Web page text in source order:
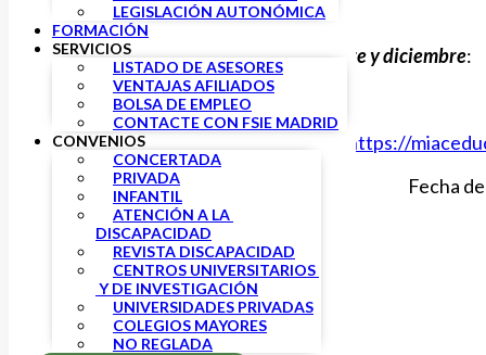
LEGISLACIÓN AUTONÓMICA
FORMACIÓN
SERVICIOS
LISTADO DE ASESORES
VENTAJAS AFILIADOS
BOLSA DE EMPLEO
CONTACTE CON FSIE MADRID
CONVENIOS
CONCERTADA
PRIVADA
INFANTIL
ATENCIÓN A LA
DISCAPACIDAD
REVISTA DISCAPACIDAD
CENTROS UNIVERSITARIOS
Y DE INVESTIGACIÓN
UNIVERSIDADES PRIVADAS
COLEGIOS MAYORES
NO REGLADA
Los cursos disponibles ennoviembre y diciembre:
Cursos online:
Edutubers. Por Carlos Negrín:
https://
Fecha